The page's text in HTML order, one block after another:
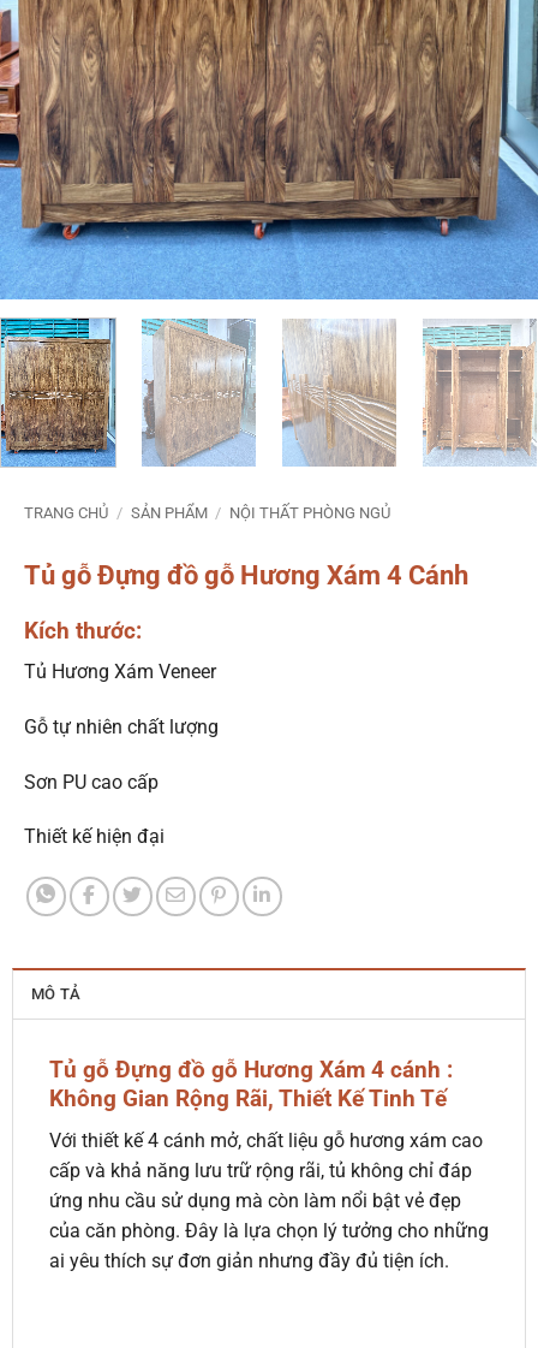
TRANG CHỦ / SẢN PHẨM / NỘI THẤT PHÒNG NGỦ
Tủ gỗ Đựng đồ gỗ Hương Xám 4 Cánh
Kích thước:
Tủ Hương Xám Veneer
Gỗ tự nhiên chất lượng
Sơn PU cao cấp
Thiết kế hiện đại
MÔ TẢ
Tủ gỗ Đựng đồ gỗ Hương Xám 4 cánh :
Không Gian Rộng Rãi, Thiết Kế Tinh Tế
Với thiết kế 4 cánh mở, chất liệu gỗ hương xám cao
cấp và khả năng lưu trữ rộng rãi, tủ không chỉ đáp
ứng nhu cầu sử dụng mà còn làm nổi bật vẻ đẹp
của căn phòng. Đây là lựa chọn lý tưởng cho những
ai yêu thích sự đơn giản nhưng đầy đủ tiện ích.